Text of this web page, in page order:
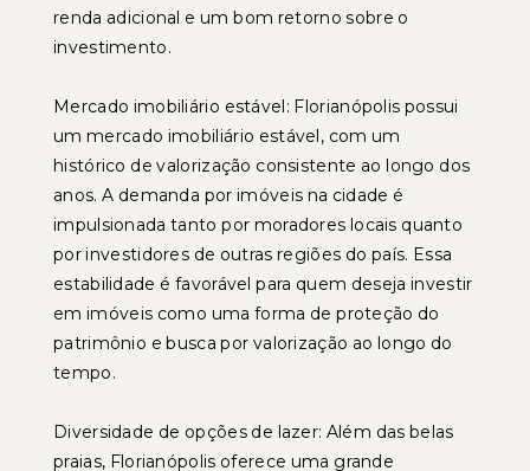
renda adicional e um bom retorno sobre o
investimento.
Mercado imobiliário estável: Florianópolis possui
um mercado imobiliário estável, com um
histórico de valorização consistente ao longo dos
anos. A demanda por imóveis na cidade é
impulsionada tanto por moradores locais quanto
por investidores de outras regiões do país. Essa
estabilidade é favorável para quem deseja investir
em imóveis como uma forma de proteção do
patrimônio e busca por valorização ao longo do
tempo.
Diversidade de opções de lazer: Além das belas
praias, Florianópolis oferece uma grande